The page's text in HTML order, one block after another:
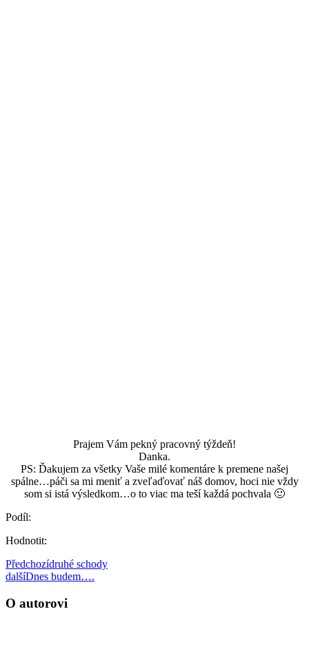
Prajem Vám pekný pracovný týždeň!
Danka.
PS: Ďakujem za všetky Vaše milé komentáre k premene našej
spálne…páči sa mi meniť a zveľaďovať náš domov, hoci nie vždy
som si istá výsledkom…o to viac ma teší každá pochvala 🙂
Podíl:
Hodnotit:
Předchozídruhé schody
dalšíDnes budem….
O autorovi